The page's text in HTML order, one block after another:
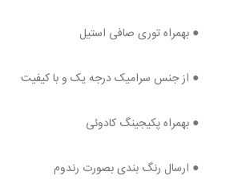
● بهمراه توری صافی استیل
● از جنس سرامیک درجه یک و با کیفیت
● بهمراه پکیجینگ کادوئی
● ارسال رنگ بندی بصورت رندوم